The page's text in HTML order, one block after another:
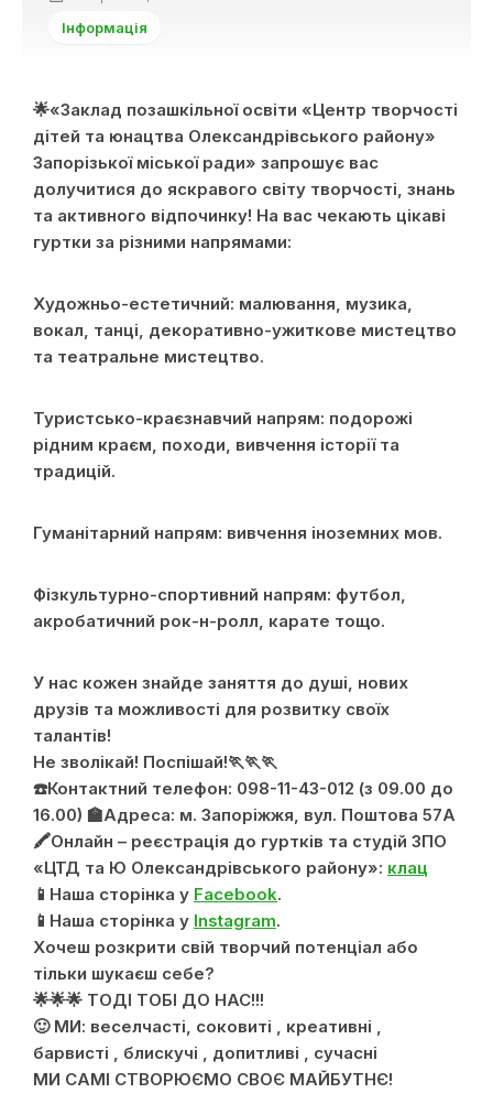
Інформація
🌟«Заклад позашкільної освіти «Центр творчості
дітей та юнацтва Олександрівського району»
Запорізької міської ради» запрошує вас
долучитися до яскравого світу творчості, знань
та активного відпочинку! На вас чекають цікаві
гуртки за різними напрямами:
Художньо-естетичний: малювання, музика,
вокал, танці, декоративно-ужиткове мистецтво
та театральне мистецтво.
Туристсько-краєзнавчий напрям: подорожі
рідним краєм, походи, вивчення історії та
традицій.
Гуманітарний напрям: вивчення іноземних мов.
Фізкультурно-спортивний напрям: футбол,
акробатичний рок-н-ролл, карате тощо.
У нас кожен знайде заняття до душі, нових
друзів та можливості для розвитку своїх
талантів!
Не зволікай! Поспішай!🏃🏃🏃
☎️Контактний телефон: 098-11-43-012 (з 09.00 до
16.00) 🏫Адреса: м. Запоріжжя, вул. Поштова 57А
🖍Онлайн – реєстрація до гуртків та студій ЗПО
«ЦТД та Ю Олександрівського району»: клац
📱Наша сторінка у Facebook.
📱Наша сторінка у Instagram.
Хочеш розкрити свій творчий потенціал або
тільки шукаєш себе?
🌟🌟🌟 ТОДІ ТОБІ ДО НАС!!!
🙂 МИ: веселчасті, соковиті , креативні ,
барвисті , блискучі , допитливі , сучасні
МИ САМІ СТВОРЮЄМО СВОЄ МАЙБУТНЄ!